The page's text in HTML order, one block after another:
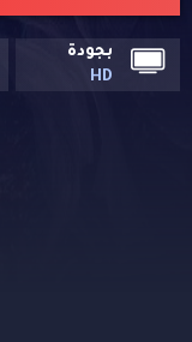
بجودة
HD